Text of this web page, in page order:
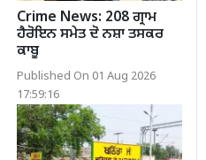
Crime News: 208 ਗ੍ਰਾਮ
ਹੈਰੋਇਨ ਸਮੇਤ ਦੋ ਨਸ਼ਾ ਤਸਕਰ
ਕਾਬੂ
Published On 01 Aug 2026
17:59:16